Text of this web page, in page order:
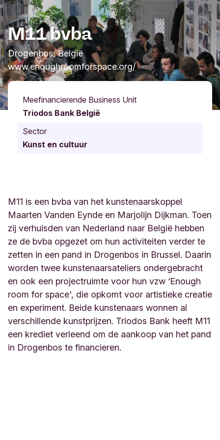
M11 bvba
Drogenbos, België
www.enoughroomforspace.org/
Meefinancierende Business Unit
Triodos Bank België
Sector
Kunst en cultuur
M11 is een bvba van het kunstenaarskoppel
Maarten Vanden Eynde en Marjolijn Dijkman. Toen
zij verhuisden van Nederland naar België hebben
ze de bvba opgezet om hun activiteiten verder te
zetten in een pand in Drogenbos in Brussel. Daarin
worden twee kunstenaarsateliers ondergebracht
en ook een projectruimte voor hun vzw ‘Enough
room for space', die opkomt voor artistieke creatie
en experiment. Beide kunstenaars wonnen al
verschillende kunstprijzen. Triodos Bank heeft M11
een krediet verleend om de aankoop van het pand
in Drogenbos te financieren.